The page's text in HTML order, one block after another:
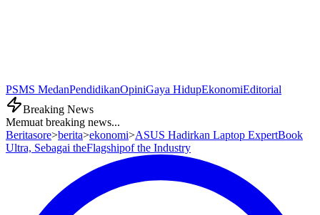
PSMS MedanPendidikanOpiniGaya HidupEkonomiEditorial
Breaking News
Memuat breaking news...
Beritasore>berita>ekonomi>ASUS Hadirkan Laptop ExpertBook
Ultra, Sebagai theFlagshipof the Industry